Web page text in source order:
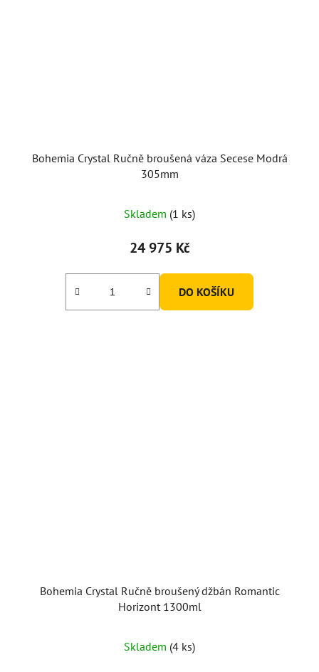
Bohemia Crystal Ručně broušená váza Secese Modrá
305mm
Skladem (1 ks)
24 975 Kč
DO KOŠÍKU
Bohemia Crystal Ručně broušený džbán Romantic
Horizont 1300ml
Skladem (4 ks)